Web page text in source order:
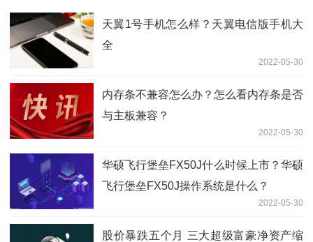
天翼1号手机怎么样？天翼电信版手机大
全
2022-05-30
内存条不兼容怎么办？怎么看内存条是否
与主板兼容？
2022-05-30
华硕飞行堡垒FX50J什么时候上市？华硕
飞行堡垒FX50J操作系统是什么？
2022-05-30
股价暴跌五个月 三大超级富豪净资产缩